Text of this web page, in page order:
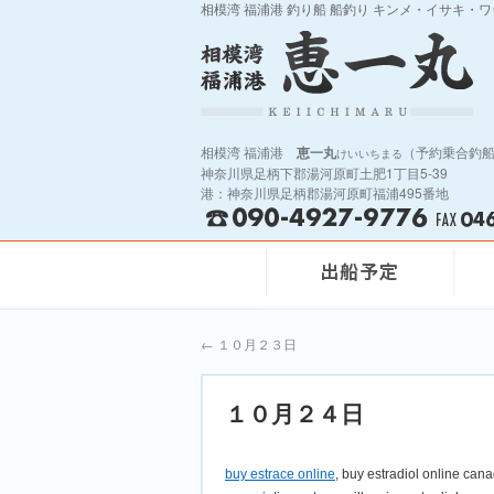
相模湾 福浦港 釣り船 船釣り キンメ・イサキ・
相模湾 福浦港 恵一丸けいいちまる
（予約乗合釣船
神奈川県足柄下郡湯河原町土肥1丁目5-39
港：神奈川県足柄郡湯河原町福浦495番地
← １０月２３日
１０月２４日
buy estrace online, buy estradiol online